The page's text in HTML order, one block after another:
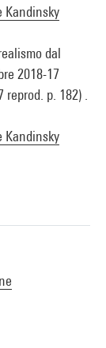
Kandinsky
dal
2018-17
p. 182) .
Kandinsky